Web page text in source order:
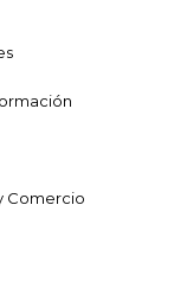
Comercio